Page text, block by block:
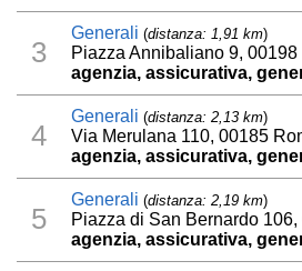
3
Generali (distanza: 1,91 km)
Piazza Annibaliano 9, 00198
agenzia, assicurativa,
4
Generali (distanza: 2,13 km)
Via Merulana 110, 00185
agenzia, assicurativa,
5
Generali (distanza: 2,19 km)
Piazza di San Bernardo
agenzia, assicurativa,